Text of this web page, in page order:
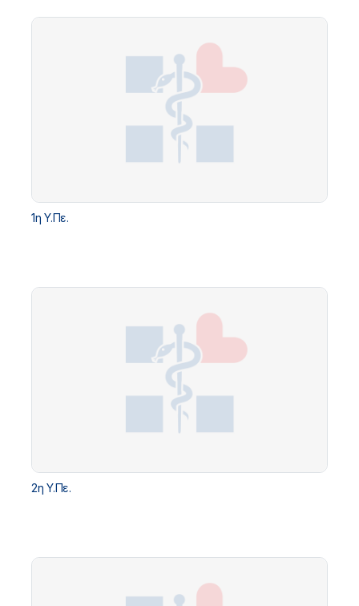
1η Υ.Πε.
2η Υ.Πε.